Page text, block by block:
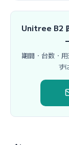
Unitree B2
期間・台数・
ず